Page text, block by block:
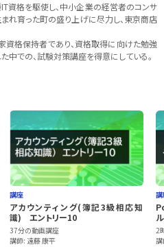
資格を駆使し、中小企業の経営者のコンサ
まれ育った町の盛り上げに尽力し、東京商店
資格保持者であり、資格取得に向けた勉強
中での、試験対策講座を得意にしている。
講座
アカウンティング(簿記3級相応知
識) エントリー10
37分の動画講座
講師: 遠藤 康平
2
講